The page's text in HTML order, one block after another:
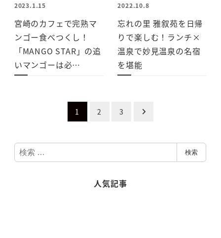
2023.1.15
宮崎のカフェで完熟マ
ンゴー食べつくし！
「MANGO STAR」の追
いマンゴーは必…
2022.10.8
忘れの里 雅叙苑を日帰
りで楽しむ！ランチ×
温泉で妙見温泉の名宿
を堪能
ナ
1 2 3
検
索
検索
人気記事